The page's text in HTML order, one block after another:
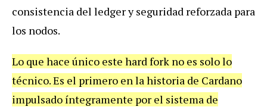
consistencia del ledger y seguridad reforzada para
los nodos.
Lo que hace único este hard fork no es solo lo
técnico. Es el primero en la historia de Cardano
impulsado íntegramente por el sistema de